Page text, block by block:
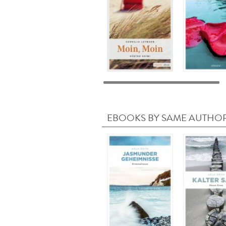
EBOOKS BY SAME